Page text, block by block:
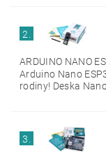
2.
ARDUINO NANO
Arduino Nano
rodiny! Deska
3.